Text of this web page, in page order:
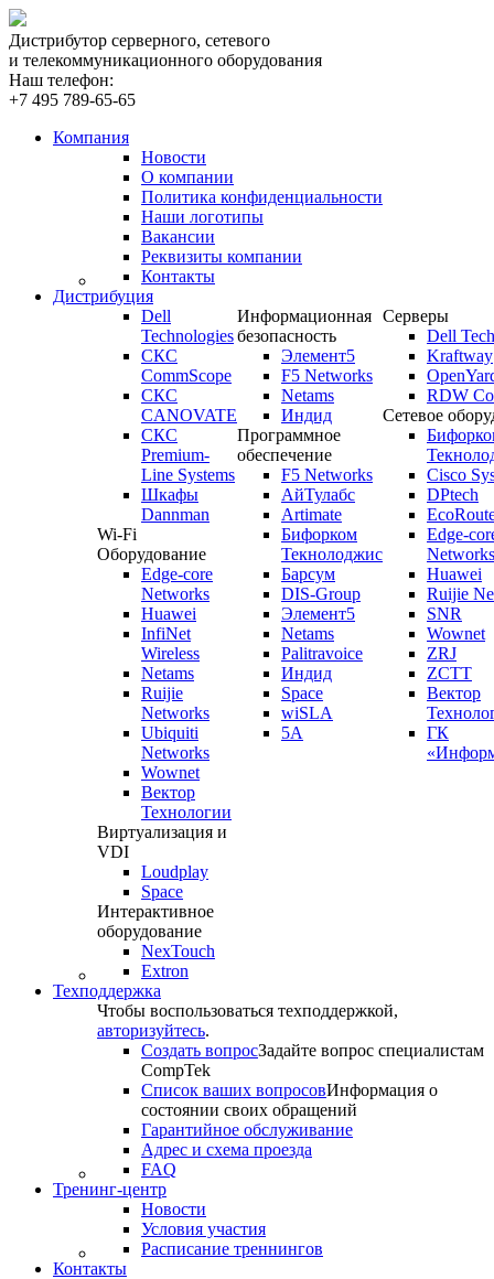
Дистрибутор серверного, сетевого
и телекоммуникационного оборудования
Наш телефон:
+7 495 789-65-65
Компания
Новости
О компании
Политика конфиденциальности
Наши логотипы
Вакансии
Реквизиты компании
Контакты
Дистрибуция
Dell
Technologies
СКС
CommScope
СКС
CANOVATE
СКС
Premium-
Line Systems
Шкафы
Dannman
Wi-Fi
Оборудование
Edge-core
Networks
Huawei
InfiNet
Wireless
Netams
Ruijie
Networks
Ubiquiti
Networks
Wownet
Вектор
Технологии
Виртуализация и
VDI
Loudplay
Space
Интерактивное
оборудование
NexTouch
Extron
Информационная
безопасность
Элемент5
F5 Networks
Netams
Индид
Программное
обеспечение
F5 Networks
АйТулабс
Artimate
Бифорком
Текнолоджис
Барсум
DIS-Group
Элемент5
Netams
Palitravoice
Индид
Space
wiSLA
5A
Серверы
Dell
Kraftway
RDW
Сетевое
Cisco
DPtech
Edge-
Networks
Huawei
Ruijie
SNR
Wownet
ZRJ
ZCTT
Вектор
ГК
Техподдержка
Чтобы воспользоваться техподдержкой,
авторизуйтесь.
Создать вопросЗадайте вопрос специалистам
CompTek
Список ваших вопросовИнформация о
состоянии своих обращений
Гарантийное обслуживание
Адрес и схема проезда
FAQ
Тренинг-центр
Новости
Условия участия
Расписание треннингов
Контакты